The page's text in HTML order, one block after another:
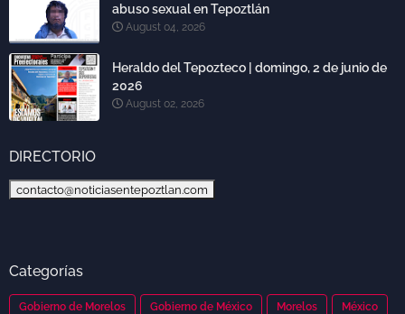
abuso sexual en Tepoztlán
August 04, 2026
Heraldo del Tepozteco | domingo, 2 de junio de
2026
August 02, 2026
DIRECTORIO
contacto@noticiasentepoztlan.com
Categorías
Gobierno de Morelos Gobierno de México Morelos México